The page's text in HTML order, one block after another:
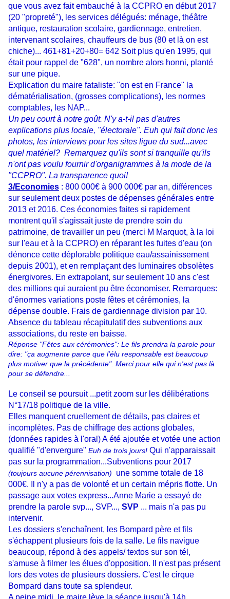
que vous avez fait embauché à la CCPRO en début 2017
(20 "propreté"), les services délégués: ménage, théâtre
antique, restauration scolaire, gardiennage, entretien,
intervenant scolaires, chauffeurs de bus (80 et là on est
chiche)... 461+81+20+80= 642 Soit plus qu'en 1995, qui
était pour rappel de "628", un nombre alors honni, planté
sur une pique.
Explication du maire fataliste: "on est en France" la
dématérialisation, (grosses complications), les normes
comptables, les NAP...
Un peu court à notre goût. N'y a-t-il pas d'autres
explications plus locale, "électorale". Euh qui fait donc les
photos, les interviews pour les sites ligue du sud...avec
quel matériel? Remarquez qu'ils sont si tranquille qu'ils
n'ont pas voulu fournir d'organigrammes à la mode de la
"CCPRO". La transparence quoi!
3/Economies : 800 000€ à 900 000€ par an, différences
sur seulement deux postes de dépenses générales entre
2013 et 2016. Ces économies faites si rapidement
montrent qu'il s'agissait juste de prendre soin du
patrimoine, de travailler un peu (merci M Marquot, à la loi
sur l'eau et à la CCPRO) en réparant les fuites d'eau (on
dénonce cette déplorable politique eau/assainissement
depuis 2001), et en remplaçant des luminaires obsolètes
énergivores. En extrapolant, sur seulement 10 ans c'est
des millions qui auraient pu être économiser. Remarques:
d'énormes variations poste fêtes et cérémonies, la
dépense double. Frais de gardiennage division par 10.
Absence du tableau récapitulatif des subventions aux
associations, du reste en baisse.
Réponse "Fêtes aux cérémonies": Le fils prendra la parole pour
dire: "ça augmente parce que l'élu responsable est beaucoup
plus motiver que la précédente". Merci pour elle qui n'est pas là
pour se défendre...
Le conseil se poursuit ...petit zoom sur les délibérations
N°17/18 politique de la ville.
Elles manquent cruellement de détails, pas claires et
incomplètes. Pas de chiffrage des actions globales,
(données rapides à l'oral) A été ajoutée et votée une action
qualifié "d'envergure" Euh de trois jours! Qui n'apparaissait
pas sur la programmation...Subventions pour 2017
(toujours aucune pérennisation) une somme totale de 18
000€. Il n'y a pas de volonté et un certain mépris flotte. Un
passage aux votes express...Anne Marie a essayé de
prendre la parole svp..., SVP..., SVP ... mais n'a pas pu
intervenir.
Les dossiers s'enchaînent, les Bompard père et fils
s'échappent plusieurs fois de la salle. Le fils navigue
beaucoup, répond à des appels/ textos sur son tél,
s'amuse à filmer les élues d'opposition. Il n'est pas présent
lors des votes de plusieurs dossiers. C'est le cirque
Bompard dans toute sa splendeur.